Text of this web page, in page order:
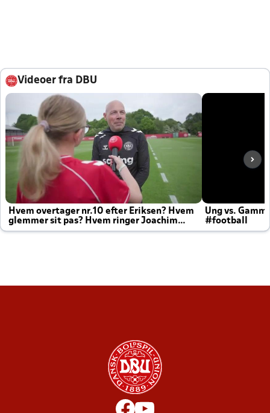
Videoer fra DBU
Hvem overtager nr.10 efter Eriksen? Hvem
glemmer sit pas? Hvem ringer Joachim
altid til efter kampe?
Ung vs.
#football